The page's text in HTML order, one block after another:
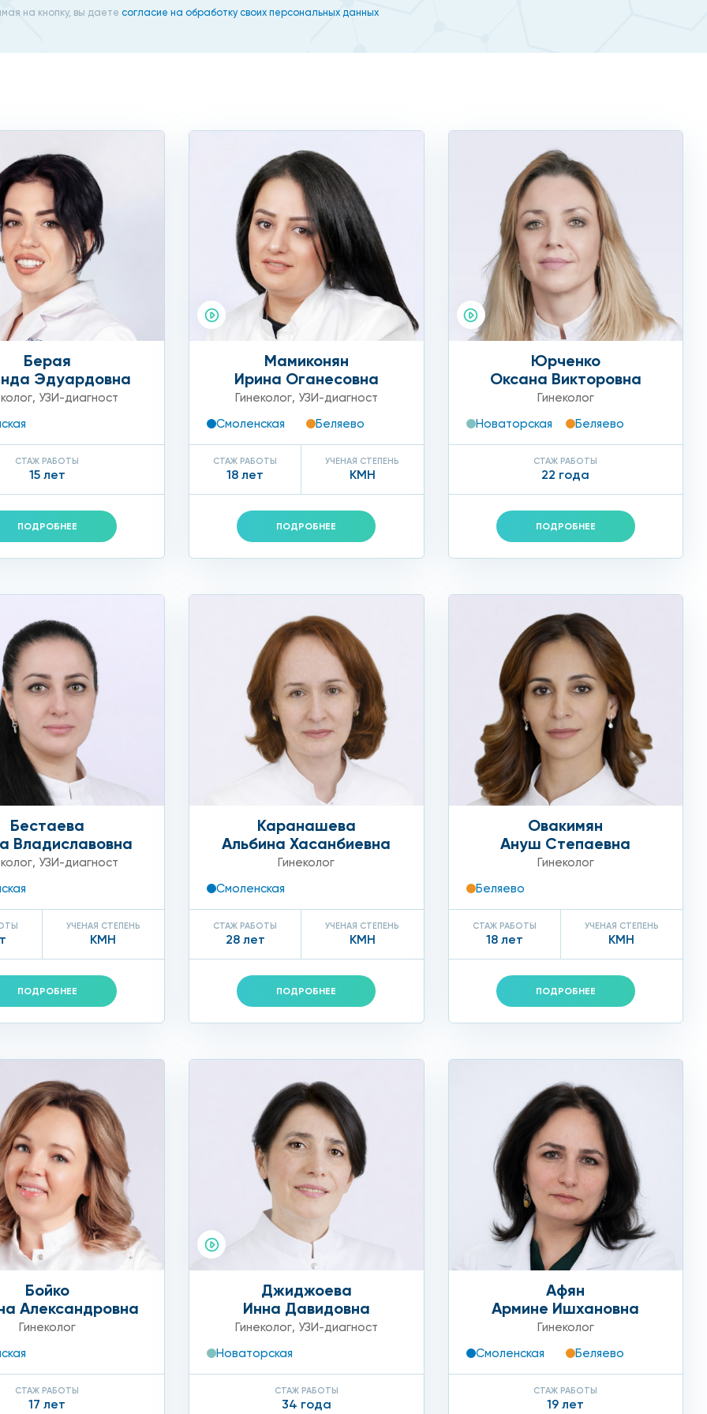
крови, следуя современным протоколам:
они по средствам большинству пациенток.
своей практике прогрессивные фармакологические достижения и возвращающие пациенткам здоровье и
репродуктивную функцию;
с учетом индивидуальных проявлений поликистоза. Сюда входит дерматологическое лечение,
диетическому питанию при нормализации веса.
по доступной цене
чтобы не усугубить ситуацию. Об этом свидетельствуют благодарные отзывы тех, кто лечил поликистоз
избавились от болезни, которая тормозила рост яйцеклеток и успешно забеременели.
на кнопку, вы даете согласие на обработку своих персональных данных
Берая
Эдуардовна
, УЗИ-диагност
СТАЖ РАБОТЫ
15 лет
ПОДРОБНЕЕ
Мамиконян
Ирина Оганесовна
Гинеколог, УЗИ-диагност
Смоленская
Беляево
СТАЖ РАБОТЫ
18 лет
УЧЕНАЯ СТЕПЕНЬ
КМН
ПОДРОБНЕЕ
Юрченко
Оксана Викторовна
Гинеколог
Новаторская
Беляево
СТАЖ РАБОТЫ
22 года
ПОДРОБНЕЕ
Бестаева
Владиславовна
, УЗИ-диагност
УЧЕНАЯ СТЕПЕНЬ
КМН
ПОДРОБНЕЕ
Каранашева
Альбина Хасанбиевна
Гинеколог
Смоленская
СТАЖ РАБОТЫ
28 лет
УЧЕНАЯ СТЕПЕНЬ
КМН
ПОДРОБНЕЕ
Овакимян
Ануш Степаевна
Гинеколог
Беляево
СТАЖ РАБОТЫ
18 лет
УЧЕНАЯ СТЕПЕНЬ
КМН
ПОДРОБНЕЕ
Бойко
Александровна
Гинеколог
СТАЖ РАБОТЫ
17 лет
Джиджоева
Инна Давидовна
Гинеколог, УЗИ-диагност
Новаторская
СТАЖ РАБОТЫ
34 года
Афян
Армине Ишхановна
Гинеколог
Смоленская
Беляево
СТАЖ РАБОТЫ
19 лет